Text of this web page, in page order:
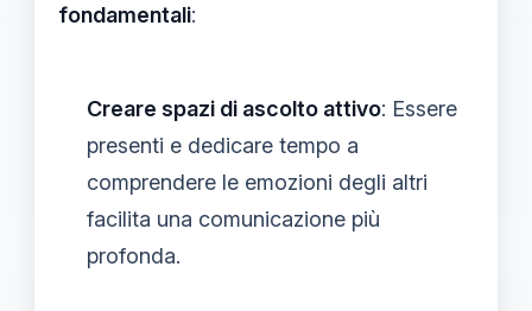
fondamentali:
Creare spazi di ascolto attivo: Essere
presenti e dedicare tempo a
comprendere le emozioni degli altri
facilita una comunicazione più
profonda.